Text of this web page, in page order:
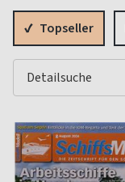
Topseller